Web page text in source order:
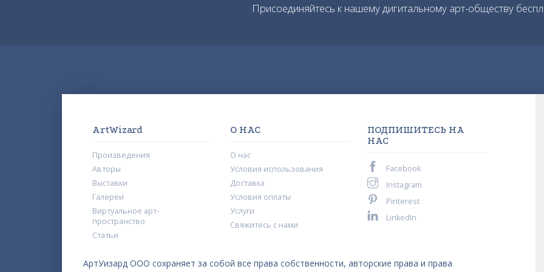
Присоединяйтесь к нашему дигитальному арт-обществу
ArtWizard
Произведения
Авторы
Выставки
Галереи
Виртуальное арт-
пространство
Статьи
О НАС
О нас
Условия использования
Доставка
Условия оплаты
Услуги
Свяжитесь с нами
ПОДПИШИТЕСЬ НА
НАС
Facebook
Instagram
Pinterest
LinkedIn
АртУизард ООО сохраняет за собой все права собственности, авторские права и права